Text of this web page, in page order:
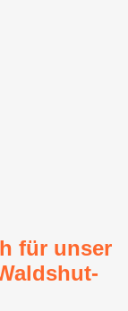
für unser